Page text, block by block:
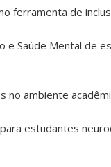
ferramenta de
e Saúde Mental de
no ambiente
estudantes